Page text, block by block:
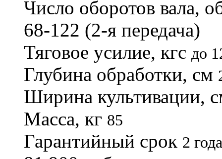
Число оборотов вала,
68-122 (2-я передача)
Тяговое усилие, кгс до
Глубина обработки, см
Ширина культивации,
Масса, кг 85
Гарантийный срок 2 года